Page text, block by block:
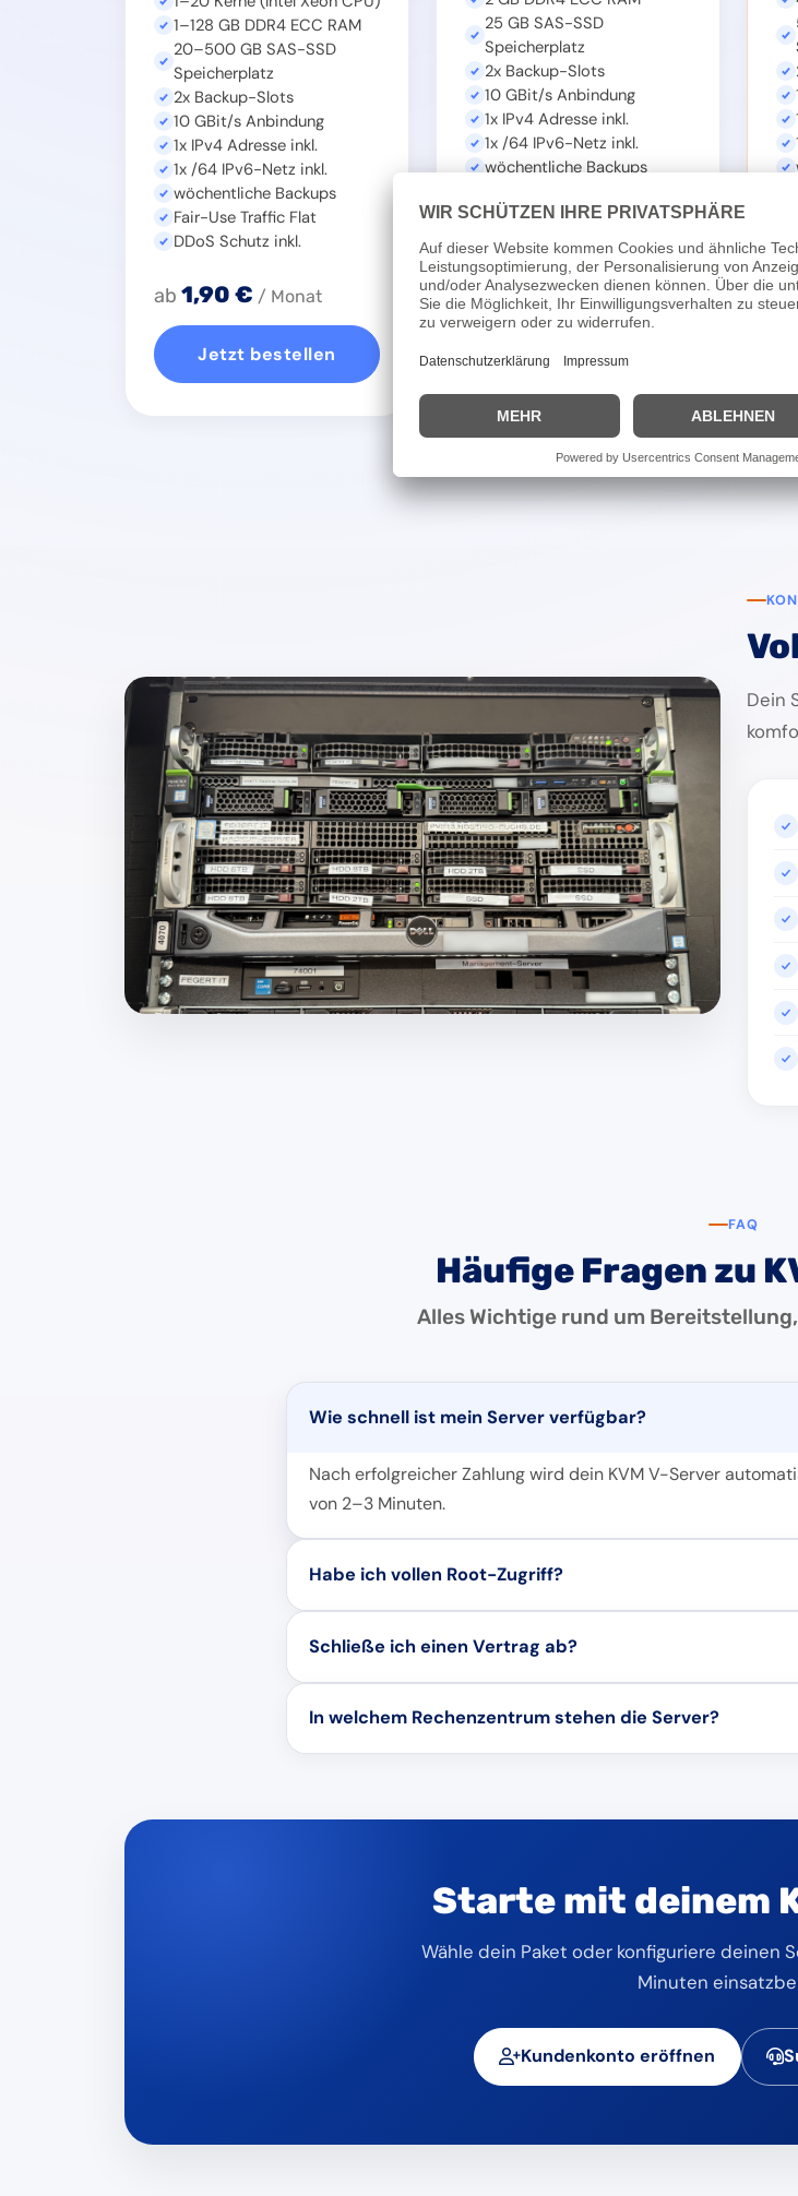
1–128 GB DDR4 ECC RAM
20–500 GB SAS-SSD
Speicherplatz
2x Backup-Slots
10 GBit/s Anbindung
1x IPv4 Adresse inkl.
1x /64 IPv6-Netz inkl.
wöchentliche Backups
Fair-Use Traffic Flat
DDoS Schutz inkl.
ab 1,90 € / Monat
Jetzt bestellen
25 GB SAS-SSD
Speicherplatz
2x Backup-Slots
10 GBit/s Anbindung
1x IPv4 Adresse inkl.
1x /64 IPv6-Netz inkl.
wöchentliche Backups
DDoS Schutz inkl.
ab2,50 €/ Monat
Jetzt bestellen
ab
Dein
FAQ
Häufige Fragen zu
Alles Wichtige rund um
Wie schnell ist mein Server verfügbar?
Nach erfolgreicher Zahlung wird dein KVM V-Server
von 2–3 Minuten.
Habe ich vollen Root-Zugriff?
beliebige Software installieren.
Schließe ich einen Vertrag ab?
In welchem Rechenzentrum stehen die Server?
Starte mit deinem
Wähle dein Paket oder konfiguriere deinen
Minuten
Kundenkonto eröffnen